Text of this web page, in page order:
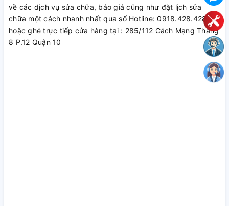
về các dịch vụ sửa chữa, báo giá cũng như đặt lịch sửa
chữa một cách nhanh nhất qua số Hotline: 0918.428.428
hoặc ghé trực tiếp cửa hàng tại : 285/112 Cách Mạng Tháng
8 P.12 Quận 10